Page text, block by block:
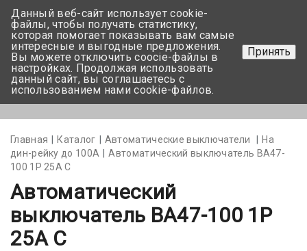
+375 17-350-99-56
+375 44-752-82-08
Задать вопрос
Главная Каталог Автоматические выключатели
На
дин-рейку до 100А
Автоматический выключатель ВА47-
100 1Р 25А С
Автоматический
выключатель ВА47-100 1Р
25А С
Данный веб-сайт использует cookie-
файлы, чтобы получать статистику,
которая помогает показывать вам самые
интересные и выгодные предложения.
Вы можете отключить coocie-файлы в
настройках. Продолжая использовать
данный сайт, вы соглашаетесь с
использованием нами cookie-файлов.
Принять